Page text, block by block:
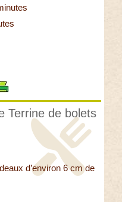
Terrine de bolets
d’environ 6 cm de